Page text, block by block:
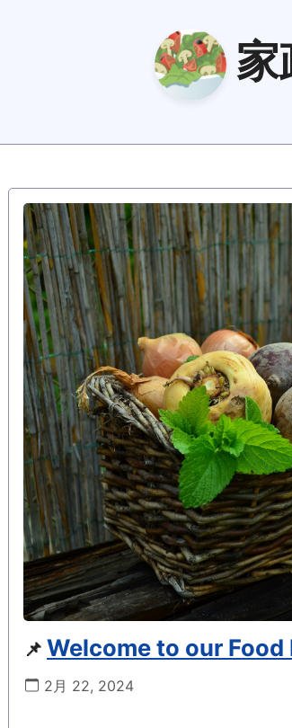
📌 Welcome to our Food
2月 22, 2024